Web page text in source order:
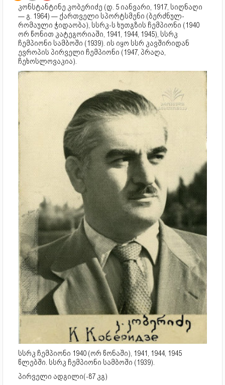
კონსტანტინე კობერიძე (დ. 5 იანვარი, 1917, სიღნაღი
— გ. 1964) — ქართველი სპორტსმენი (ბერძნულ-
რომაული ჭიდაობა), სსრკ-ს ხუთგზის ჩემპიონი (1940
ორ წონით კატეგორიაში, 1941, 1944, 1945), სსრკ
ჩემპიონი სამბოში (1939). ის იყო სსრ კავშირიდან
ევროპის პირველი ჩემპიონი (1947, პრაღა,
ჩეხოსლოვაკია).
სსრკ ჩემპიონი 1940 (ორ წონაში), 1941, 1944, 1945
წლებში. სსრკ ჩემპიონი სამბოში (1939).
პირველი ადგილი(-87 კგ)